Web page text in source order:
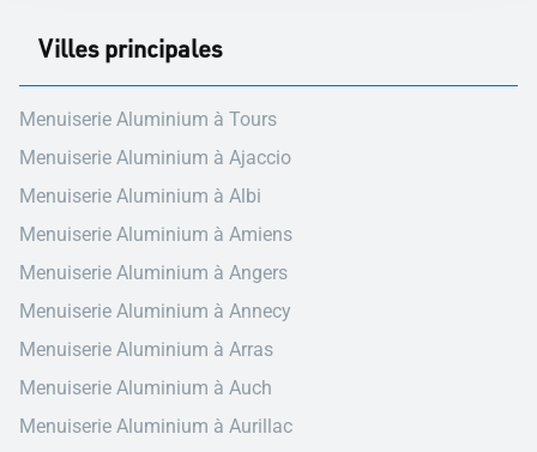
Villes principales
Menuiserie Aluminium à Tours
Menuiserie Aluminium à Ajaccio
Menuiserie Aluminium à Albi
Menuiserie Aluminium à Amiens
Menuiserie Aluminium à Angers
Menuiserie Aluminium à Annecy
Menuiserie Aluminium à Arras
Menuiserie Aluminium à Auch
Menuiserie Aluminium à Aurillac